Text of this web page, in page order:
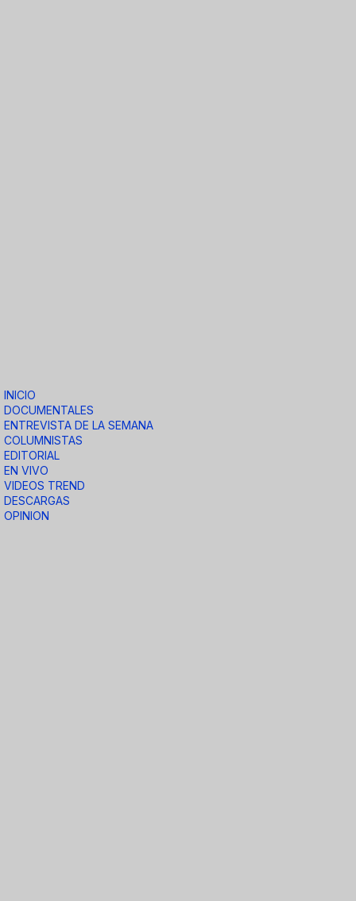
INICIO
DOCUMENTALES
ENTREVISTA DE LA SEMANA
COLUMNISTAS
EDITORIAL
EN VIVO
VIDEOS TREND
DESCARGAS
OPINION